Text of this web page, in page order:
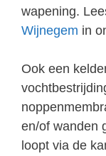
wapening.
Wijnegem in
Ook een
en/of wanden
loopt via de